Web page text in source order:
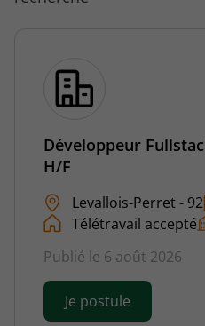
Développeur
H/F
Levallois-Perret - 92
Télétravail accepté
Publié le 6 août 2026
Je postule